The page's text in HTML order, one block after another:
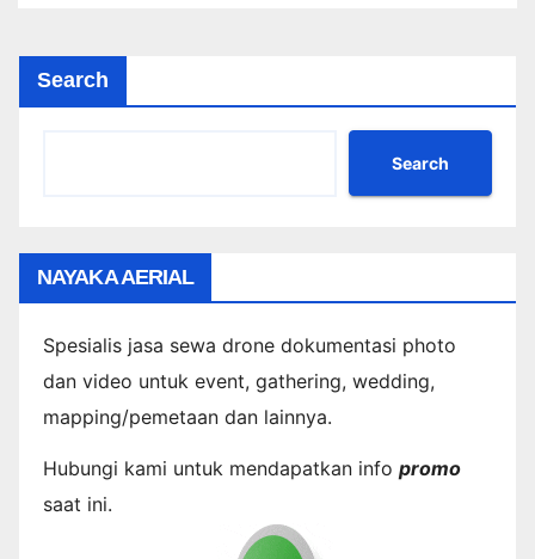
Search
Search
NAYAKA AERIAL
Spesialis jasa sewa drone dokumentasi photo
dan video untuk event, gathering, wedding,
mapping/pemetaan dan lainnya.
Hubungi kami untuk mendapatkan info promo
saat ini.